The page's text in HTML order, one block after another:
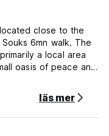
close to the
6mn walk. The
a local area
oasis of peace and
of Marrakesh. We
or B&B, but
läs mer